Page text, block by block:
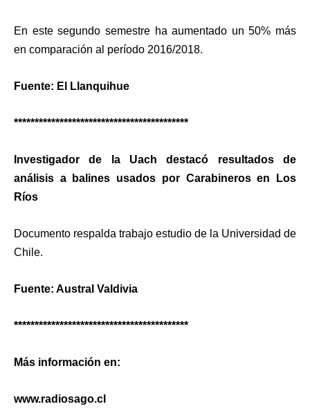
En este segundo semestre ha aumentado un 50% más
en comparación al período 2016/2018.
Fuente: El Llanquihue
******************************************
Investigador de la Uach destacó resultados de
análisis a balines usados por Carabineros en Los
Ríos
Documento respalda trabajo estudio de la Universidad de
Chile.
Fuente: Austral Valdivia
******************************************
Más información en:
www.radiosago.cl